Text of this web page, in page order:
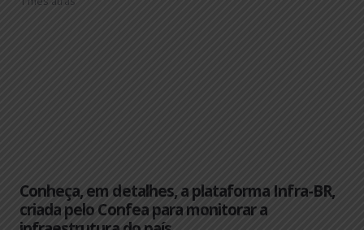
Conheça, em detalhes, a plataforma Infra-BR,
criada pelo Confea para monitorar a